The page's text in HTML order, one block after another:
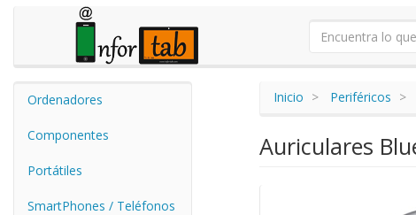
Ordenadores
Componentes
Portátiles
SmartPhones / Teléfonos
Inicio Periféricos
Auriculares